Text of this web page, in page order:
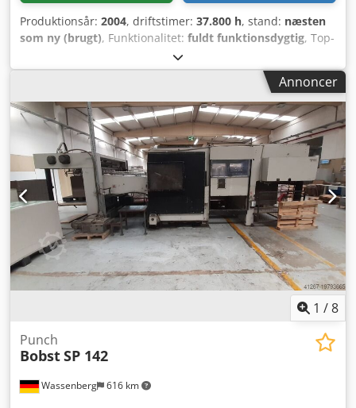
Produktionsår: 2004, driftstimer: 37.800 h, stand: næsten
som ny (brugt), Funktionalitet: fuldt funktionsdygtig, Top-
vedligeholdt high premium stanse til hurtig opstilling og
TOP kvalitetsarbejde Tekniske data: Cjdpsyaq S Aefx Adtsrf
Papir op til 70 g/m2 Kartonnage op til 1000 g/m2 Bølgepap
op til 2 mm Maks. format: 1060 x 760 mm Min. format: 400
x 350 mm Trykkraft: 260 t Hastighed op til 9.000 ark/time
Udstyr: Udbrudsstation Optisk registerkontrol Automatisk
stakjustering Ultralyd dobbeltark-kontrol Centerline
Mikroplade Plade 4 mm 2 lukkede rammer Non-stop udlæg
Justeringsbord Forhøjet 220 mm
Annoncer
1 /8
Wassenberg 616 km
Punch
BobstSP 142